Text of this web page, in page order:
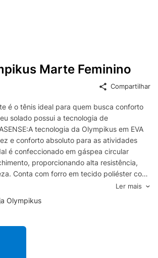
Marte Feminino
Compartilhar
é o tênis ideal para quem busca conforto
solado possui a tecnologia de
tecnologia da Olympikus em EVA
e conforto absoluto para as atividades
é confeccionado em gáspea circular
proporcionando alta resistência,
Conta com forro em tecido poliéster com
fita bicolor no traseiro para auxiliar o
tecido poliéster texturizado e vista em high
de tinta e relevo. Possui ainda lingueta
com alta capacidade de transpiração
em high frequency e aplicação
Ler mais
Olympikus